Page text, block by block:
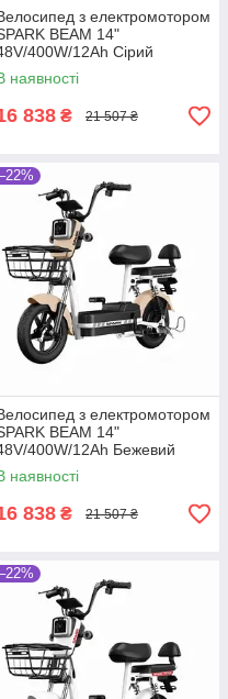
з електромотором
BEAM 14"
400W/12Ah Сірий
наявності
838 ₴ 21 507 ₴
з електромотором
BEAM 14"
400W/12Ah Бежевий
наявності
838 ₴ 21 507 ₴